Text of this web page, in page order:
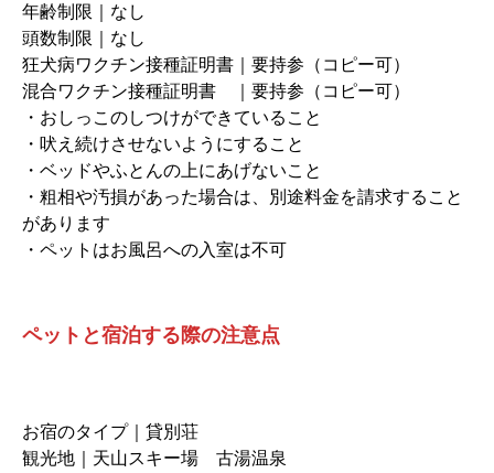
年齢制限｜なし
頭数制限｜なし
狂犬病ワクチン接種証明書｜要持参（コピー可）
混合ワクチン接種証明書 ｜要持参（コピー可）
・おしっこのしつけができていること
・吠え続けさせないようにすること
・ベッドやふとんの上にあげないこと
・粗相や汚損があった場合は、別途料金を請求すること
があります
・ペットはお風呂への入室は不可
ペットと宿泊する際の注意点
お宿のタイプ｜貸別荘
観光地｜天山スキー場 古湯温泉